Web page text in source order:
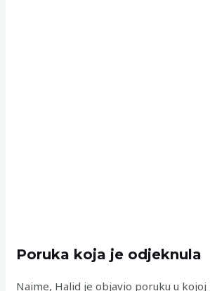
Poruka koja je odjeknula
Naime, Halid je objavio poruku u